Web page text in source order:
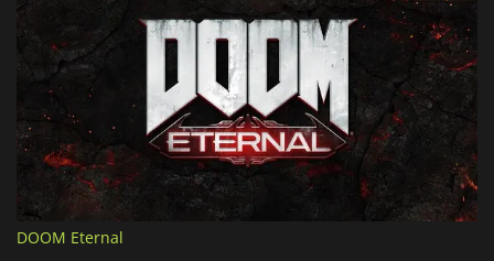
DOOM Eternal